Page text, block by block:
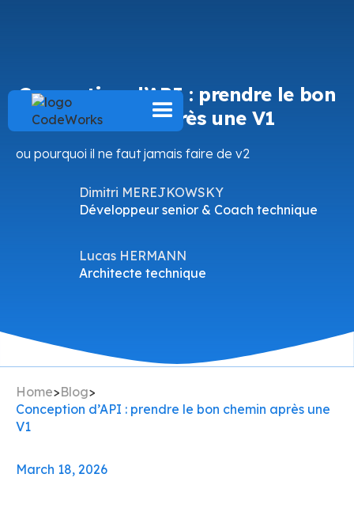
Conception d’API : prendre le bon
chemin après une V1
ou pourquoi il ne faut jamais faire de v2
Dimitri MEREJKOWSKY
Développeur senior & Coach technique
Lucas HERMANN
Architecte technique
Home>Blog>
Conception d’API : prendre le bon chemin après une
V1
March 18, 2026